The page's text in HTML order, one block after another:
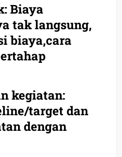
Biaya
tak langsung,
biaya,cara
kegiatan:
target dan
dengan